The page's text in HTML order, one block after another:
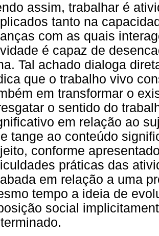
assim, trabalhar é
tanto na
com as quais
é capaz de
Tal achado dialoga
que o trabalho vivo
em transformar o
o sentido do
em relação ao
tange ao conteúdo
conforme
práticas das
em relação a uma
tempo a ideia de
social